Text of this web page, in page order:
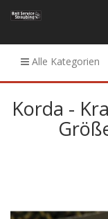
Alle Kategorien
Korda -